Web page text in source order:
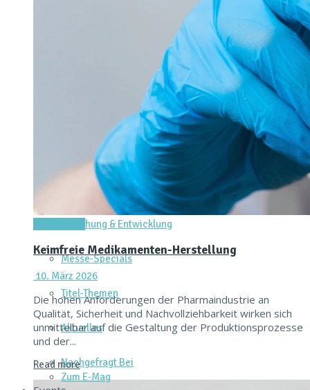
Dienstleistungen & Services
Messtechnik & Analytik
Prozessautomatisierung & Digitalisierung
Reinraum & Hygienic Design
Verpacken & Kennzeichnen
Forschung & Entwicklung
Messe-Specials
Titel-Themen
Aktuelles
Nachgefragt Bei
Keimfreie Medikamenten-Herstellung
10. März 2026
Die hohen Anforderungen der Pharmaindustrie an
Qualität, Sicherheit und Nachvollziehbarkeit wirken sich
unmittelbar auf die Gestaltung der Produktionsprozesse
und der...
Read more
Zum E‑Mag